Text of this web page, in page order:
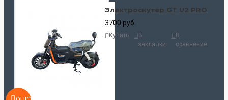
Электроскутер GT U2 PRO
3700 руб.
Купить
В
закладки
В
сравнение